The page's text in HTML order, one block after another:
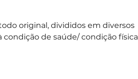
original, divididos em diversos
de saúde/ condição física